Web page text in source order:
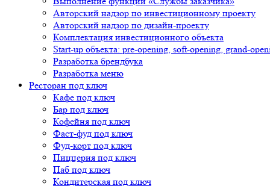
Авторский надзор по инвестиционному проекту
Авторский надзор по дизайн-проекту
Комплектация инвестиционного объекта
Start-up объекта: pre-opening, soft-opening, grand-
Разработка брендбука
Разработка меню
Ресторан под ключ
Кафе под ключ
Бар под ключ
Кофейня под ключ
Фаст-фуд под ключ
Фуд-корт под ключ
Пиццерия под ключ
Паб под ключ
Кондитерская под ключ